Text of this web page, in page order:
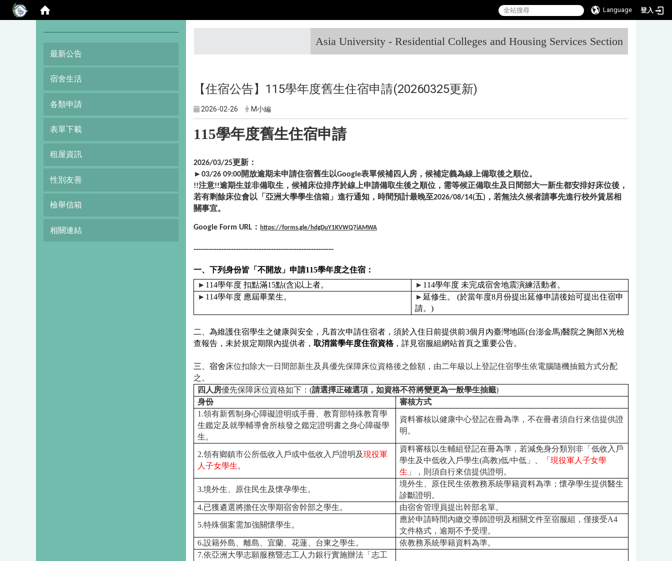
Language 登入
Asia University - Residential Colleges and Housing Services Section
最新公告
宿舍生活
各類申請
表單下載
租屋資訊
性別友善
檢舉信箱
相關連結
【住宿公告】115學年度舊生住宿申請(20260325更新)
2026-02-26 M小編
115學年度舊生住宿申請
2026/03/25更新：
►03/26 09:00開放逾期未申請住宿舊生以Google表單候補四人房，候補定義為線上備取後之順位。
!!注意!!逾期生並非備取生，候補床位排序於線上申請備取生後之順位，需等候正備取生及日間部大一新生都安排好床位後，
若有剩餘床位會以「亞洲大學學生信箱」進行通知，時間預計最晚至2026/08/14(五)，若無法久候者請事先進行校外賃居相
關事宜。
Google Form URL： https://forms.gle/hdgDuY1KVWQ7iAMWA
--------------------------------------------------------
一、下列身份皆「 不開放 」申請115學年度之住宿：
► 114學年度 扣點滿15點(含)以上者。 ► 114學年度 未完成宿舍地震演練活動者。
► 114學年度 應屆畢業生。 ►延修生。 (於當年度8月份提出延修申請後始可提出住宿申
請。 )
二、為維護住宿學生之健康與安全，凡首次申請住宿者，須於入住日前提供前3個月內臺灣地區(台澎金馬)醫院之胸部X光檢
查報告，未於規定期限內提供者， 取消當學年度住宿資格，詳見宿服組網站首頁之重要公告。
三、宿舍床位扣除大一日間部新生及具優先保障床位資格後之餘額，由二年級以上登記住宿學生依電腦隨機抽籤方式分配
之。
四人房優先保障床位資格如下： (請選擇正確選項，如資格不符將變更為一般學生抽籤)
身份
審核方式
1.領有新舊制身心障礙證明或手冊、教育部特殊教育學
生鑑定及就學輔導會所核發之鑑定證明書之身心障礙學
生。
資料審核以健康中心登記在冊為準，不在冊者須自行來信提供證
明。
2.領有鄉鎮市公所低收入戶或中低收入戶證明及現役軍
人子女學生。
資料審核以生輔組登記在冊為準，若減免身分類別非「低收入戶
學生及中低收入戶學生(高教)低/中低」、「 現役軍人子女學
生 」，則須自行來信提供證明。
3.境外生、原住民生及懷孕學生。
境外生、原住民生依教務系統學籍資料為準；懷孕學生提供醫生
診斷證明。
4.已獲遴選將擔任次學期宿舍幹部之學生。 由宿舍管理員提出幹部名單。
5.特殊個案需加強關懷學生。
應於申請時間內繳交導師證明及相關文件至宿服組，僅接受A4
文件格式，逾期不予受理。
6.設籍外島、離島、宜蘭、花蓮、台東之學生。
依教務系統學籍資料為準。
7.依亞洲大學志願服務暨志工人力銀行實施辦法「志工